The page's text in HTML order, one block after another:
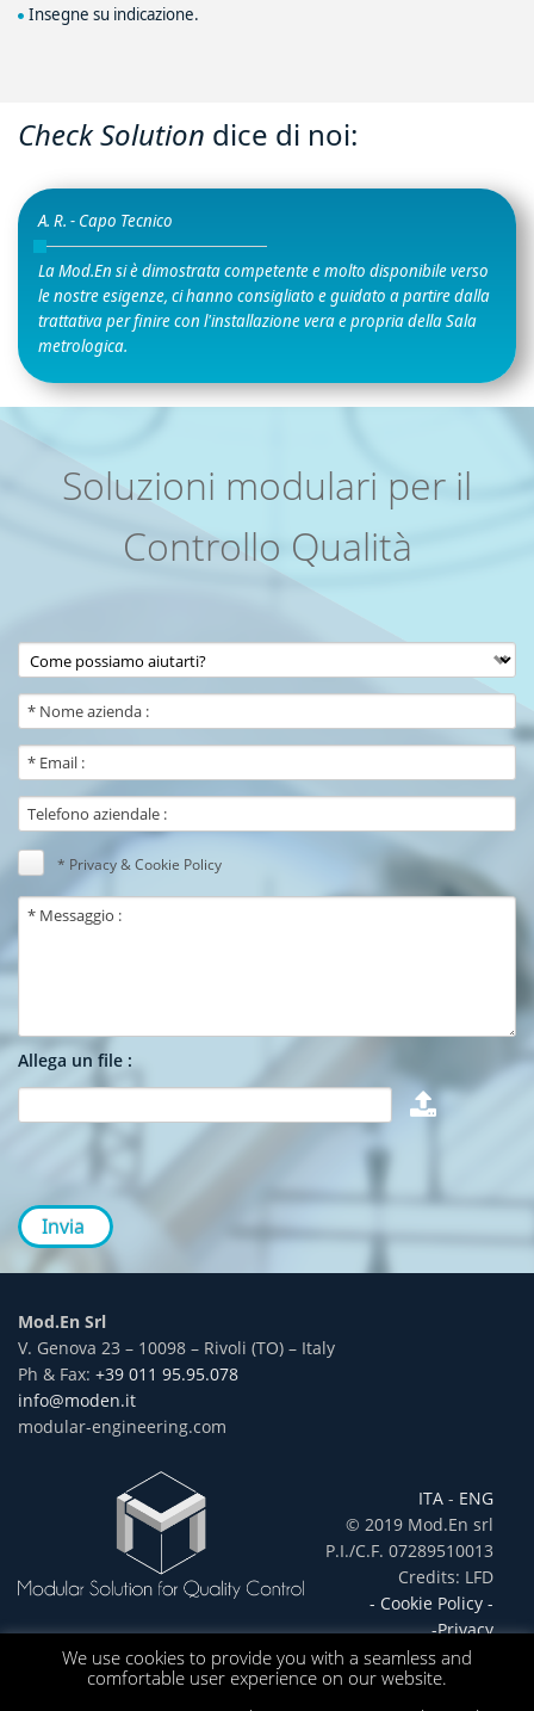
Insegne su indicazione.
Check Solution dice di noi:
A. R. - Capo Tecnico
La Mod.En si è dimostrata competente e molto disponibile verso
le nostre esigenze, ci hanno consigliato e guidato a partire dalla
trattativa per finire con l'installazione vera e propria della Sala
metrologica.
Soluzioni modulari per il
Controllo Qualità
* Privacy & Cookie Policy
Allega un file :
Invia
Mod.En Srl
V. Genova 23 – 10098 – Rivoli (TO) – Italy
Ph & Fax: +39 011 95.95.078
info@moden.it
modular-engineering.com
ITA - ENG
© 2019 Mod.En srl
P.I./C.F. 07289510013
Credits: LFD
- Cookie Policy -
-Privacy
We use cookies to provide you with a seamless and
comfortable user experience on our website.